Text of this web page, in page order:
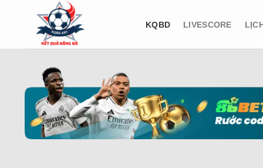
KQBD LIVESCORE